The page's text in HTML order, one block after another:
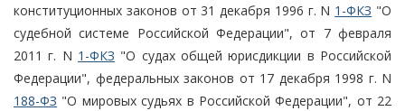
конституционных законов от 31 декабря 1996 г. N 1-ФКЗ "О
судебной системе Российской Федерации", от 7 февраля
2011 г. N 1-ФКЗ "О судах общей юрисдикции в Российской
Федерации", федеральных законов от 17 декабря 1998 г. N
188-ФЗ "О мировых судьях в Российской Федерации", от 22